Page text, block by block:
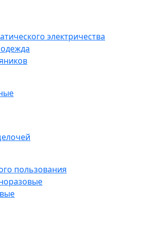
электричества
пользования